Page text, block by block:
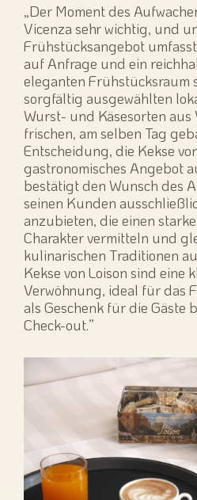
„Der Moment des
Vicenza sehr wichtig, und
Frühstücksangebot
auf Anfrage und ein
eleganten Frühstücksraum
sorgfältig ausgewählten
Wurst- und Käsesorten aus
frischen, am selben Tag
Entscheidung, die Kekse
gastronomisches Angebot
bestätigt den Wunsch des
seinen Kunden
anzubieten, die einen
Charakter vermitteln und
kulinarischen Traditionen
Kekse von Loison sind eine
Verwöhnung, ideal für das
als Geschenk für die Gäste
Check-out.”